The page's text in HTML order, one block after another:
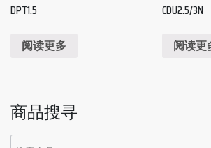
DPT1.5
阅读更多
CDU2.5/3N
阅读更
商品搜寻